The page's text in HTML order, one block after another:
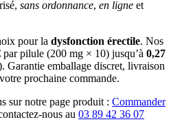
sans ordonnance, en ligne et
pour la dysfonction érectile. Nos
par pilule (200 mg × 10) jusqu’à 0,27
Garantie emballage discret, livraison
prochaine commande.
sur notre page produit : Commander
nous au 03 89 42 36 07